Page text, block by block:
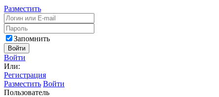
Разместить
Запомнить
Войти
Войти
Или:
Регистрация
Разместить Войти
Пользователь